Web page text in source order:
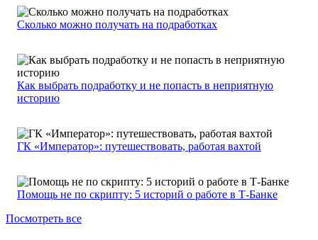
Сколько можно получать на подработках
Как выбрать подработку и не попасть в неприятную
историю
ГК «Император»: путешествовать, работая вахтой
Помощь не по скрипту: 5 историй о работе в Т-Банке
Посмотреть все